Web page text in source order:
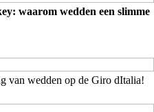
waarom wedden een slimme
van wedden op de Giro dItalia!